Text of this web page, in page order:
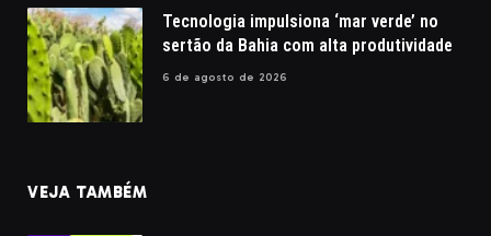
Tecnologia impulsiona ‘mar verde’ no
sertão da Bahia com alta produtividade
6 de agosto de 2026
VEJA TAMBÉM